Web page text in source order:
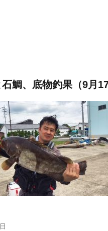
鯛、底物釣果（9月17